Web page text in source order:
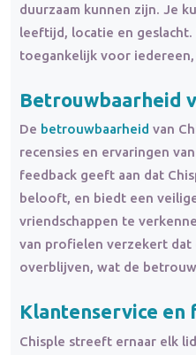
duurzaam kunnen zijn. Je
leeftijd, locatie en geslacht.
toegankelijk voor
Betrouwbaarheid
De betrouwbaarheid van
recensies en ervaringen
feedback geeft aan dat
belooft, en biedt een
vriendschappen te
van profielen verzekert dat
overblijven, wat de
Klantenservice en
Chisple streeft ernaar elk